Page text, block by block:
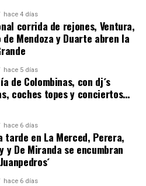
2026
hace 4 días
corrida de rejones, Ventura,
de Mendoza y Duarte abren la
hace 5 días
de Colombinas, con dj´s
coches topes y conciertos…
hace 6 días
tarde en La Merced, Perera,
y De Miranda se encumbran
hace 6 días